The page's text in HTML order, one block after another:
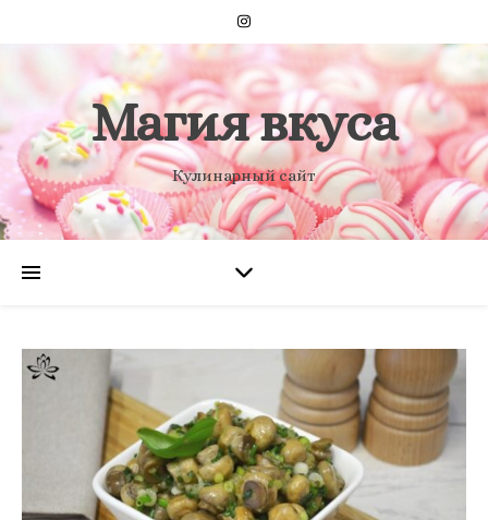
Магия вкуса
Кулинарный сайт